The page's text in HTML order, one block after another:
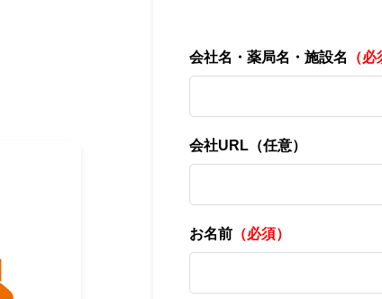
会社名・薬局名・施設名 （
会社URL （任意）
お名前 （必須）